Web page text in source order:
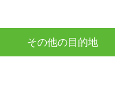
その他の目的地